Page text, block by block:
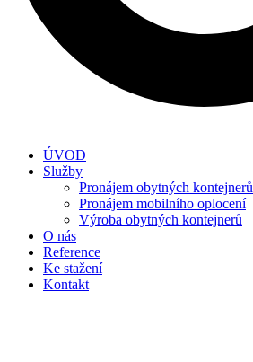
ÚVOD
Služby
Pronájem obytných kontejnerů
Pronájem mobilního oplocení
Výroba obytných kontejnerů
O nás
Reference
Ke stažení
Kontakt